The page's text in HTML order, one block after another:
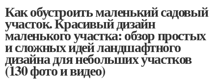
Как обустроить маленький садовый
участок. Красивый дизайн
маленького участка: обзор простых
и сложных идей ландшафтного
дизайна для небольших участков
(130 фото и видео)